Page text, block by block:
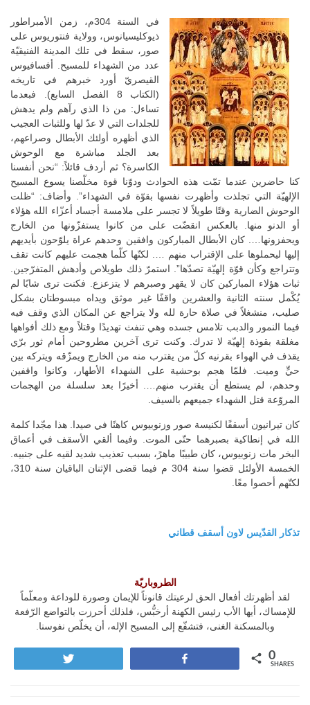
في السنة 304م، زمن الأمبراطور
ذيوكليسيانوس، وولاية فنتوريوس على
صور، سقط في تلك المدينة الفنيقيّة
عدد من الشهداء للمسيح. أفسافيوس
القيصريّ أورد خبرهم في تاريخه
(الكتاب 8 الفصل السابع). فبعدما
تساءل: من ذا الذي رآهم ولم يدهش
للجلدات التي لا عدّ لها وللثبات العجيب
الذي أظهره أولئك الأبطال وصراعهم،
بعد الجلد مباشرة مع الوحوش
الكاسرة؟ ثم أردف قائلاً: “نحن أنفسنا
كنا حاضرين عندما تمّت هذه الحوادث ودوّنا قوة مخلّصنا يسوع المسيح
الإلهيّة التي تجلذت وأظهرت نفسها بقوّة في الشهداء”. وأضاف: “ظلت
الوحوش الضارية وقتًا طويلاً لا تجسر على ملامسة أجساد أعزّاء الله هؤلاء
أو الدنو منها. بالعكس انقضّت على من كانوا يستفزّونها من الخارج
ويحفزونها…. كان الأبطال المباركون وافقين وحدهم عراة يلوّحون بأيديهم
إليها ليحملوها على الإقتراب منهم …. لكنّها كلّما هجمت عليهم كانت تقف
وتتراجع وكأن قوّة إلهيّة تصدّها”. استمرّ ذلك طويلاص وأدهش المتفرّجين.
ثبات هؤلاء المباركين كان لا يقهر وصبرهم لا يتزعزع. فكنت ترى شابًا لم
يُكْمل سنته الثانية والعشرين واقفًا غير موثق ويداه مبسوطتان بشكل
صليب، منشغلاً في صلاة حارة لله ولا يتراجع عن المكان الذي وقف فيه
فيما النمور والدبب تلامس جسده وهي تنفث تهديدًا وقتلاً ومع ذلك أفواهها
مغلقة بقوذة إلهيّة لا تدرك. وكنت ترى آخرين مطروحين أمام ثور برّي
يقذف في الهواء بقرنيه كلّ من يقترب منه من الخارج ويمزّقه ويتركه بين
حيٍّ وميت. فلمّا هجم بوحشية على الشهداء الأطهار، وكانوا واقفين
وحدهم، لم يستطع أن يقترب منهم…. أخيرًا بعد سلسلة من الهجمات
المروّعة قتل الشهداء جميعهم بالسيف.
كان تيرانيون أسقفًا لكنيسة صور وزنوبيوس كاهنًا في صيدا. هذا مجّدا كلمة
الله في إنطاكية بصبرهما حتّى الموت. وفيما ألقي الأسقف في أعماق
البخر مات زنوبيوس، كان طبيبًا ماهرً، بسبب تعذيب شديد لقيه على جنبيه.
الخمسة الأولئل قضوا سنة 304 م فيما قضى الإثنان الباقيان سنة 310،
لكنّهم أحصوا معًا.
تذكار القدّيس لاون أسقف قطاني
الطروباريّة
لقد أظهرتك أفعال الحق لرعيتك قانوناً للإيمان وصورة للوداعة ومعلّماً
للإمساك، أيها الأب رئيس الكهنة أرخبُّس، فلذلك أحرزت بالتواضع الرّفعة
وبالمسكنة الغنى، فتشفّع إلى المسيح الإله، أن يخلّص نفوسنا.
0
SHARES